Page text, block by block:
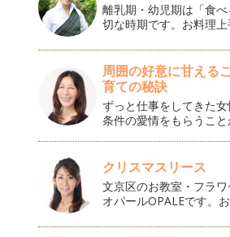
離乳期・幼児期は「食
切な時期です。お料理
周囲の好意に甘える
育ての秘訣
ずっと仕事をしてきた
条件の愛情をもらうこ
クリスマスリース
文京区のお教室・フラ
オパールOPALEです。